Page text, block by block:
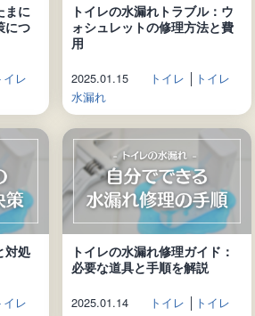
まに
につ
イレ
トイレの水漏れトラブル：ウ
ォシュレットの修理方法と費
用
2025.01.15 トイレ │ トイレ
水漏れ
対処
イレ
トイレの水漏れ修理ガイド：
必要な道具と手順を解説
2025.01.14 トイレ
トイレ